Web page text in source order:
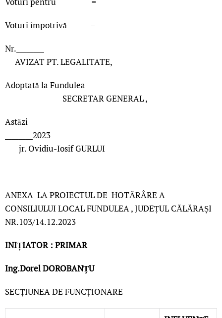
Voturi împotrivă =
Nr.________
AVIZAT PT. LEGALITATE,
Adoptată la Fundulea
SECRETAR GENERAL ,
Astăzi
________2023
jr. Ovidiu-Iosif GURLUI
ANEXA LA PROIECTUL DE HOTĂRÂRE A
CONSILIULUI LOCAL FUNDULEA , JUDEȚUL CĂLĂRAȘI
NR.103/14.12.2023
INIȚIATOR : PRIMAR
Ing.Dorel DOROBANȚU
SECȚIUNEA DE FUNCȚIONARE